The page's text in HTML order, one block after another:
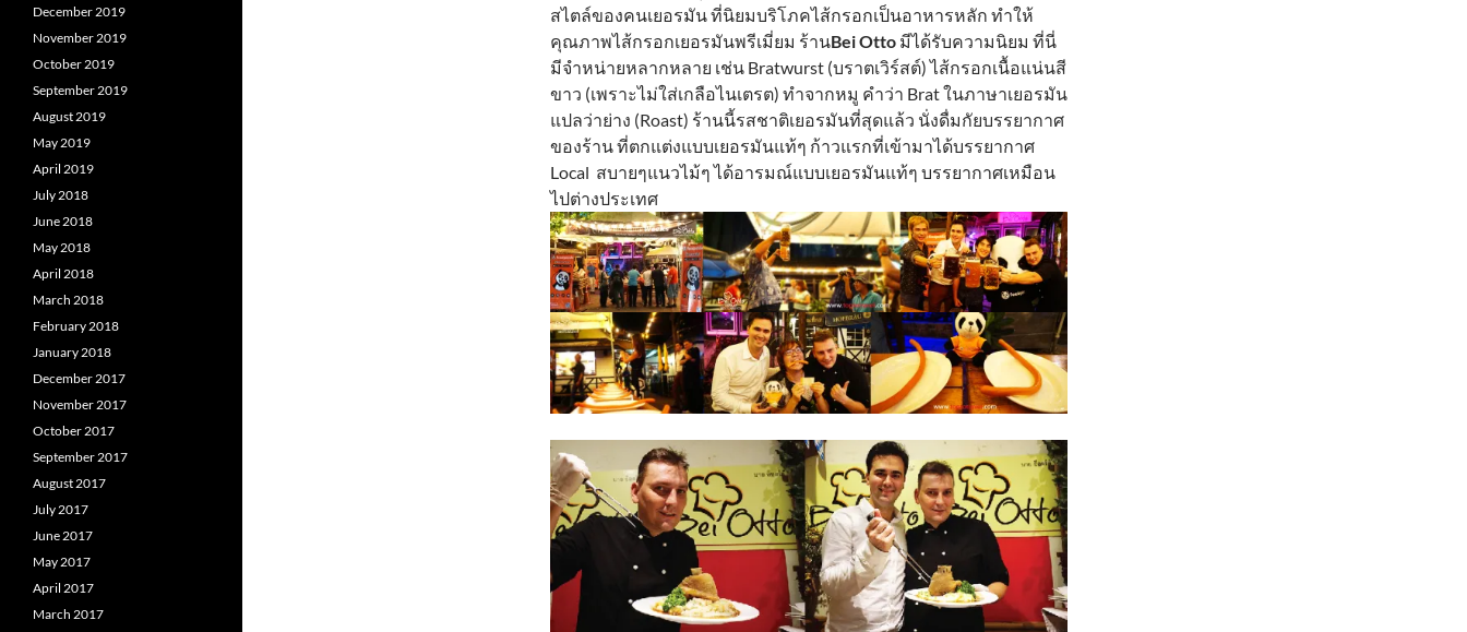
สไตล์ของคนเยอรมัน ที่นิยมบริโภคไส้กรอกเป็นอาหารหลัก ทำให้
คุณภาพไส้กรอกเยอรมันพรีเมี่ยม ร้านBei Otto มีได้รับความนิยม ที่นี่
มีจำหน่ายหลากหลาย เช่น Bratwurst (บราตเวิร์สต์) ไส้กรอกเนื้อแน่นสี
ขาว (เพราะไม่ใส่เกลือไนเตรต) ทำจากหมู คำว่า Brat ในภาษาเยอรมัน
แปลว่าย่าง (Roast) ร้านนี้รสชาติเยอรมันที่สุดแล้ว นั่งดื่มกัยบรรยากาศ
ของร้าน ที่ตกแต่งแบบเยอรมันแท้ๆ ก้าวแรกที่เข้ามาได้บรรยากาศ
Local สบายๆแนวไม้ๆ ได้อารมณ์แบบเยอรมันแท้ๆ บรรยากาศเหมือน
ไปต่างประเทศ
December 2019
November 2019
October 2019
September 2019
August 2019
May 2019
April 2019
July 2018
June 2018
May 2018
April 2018
March 2018
February 2018
January 2018
December 2017
November 2017
October 2017
September 2017
August 2017
July 2017
June 2017
May 2017
April 2017
March 2017